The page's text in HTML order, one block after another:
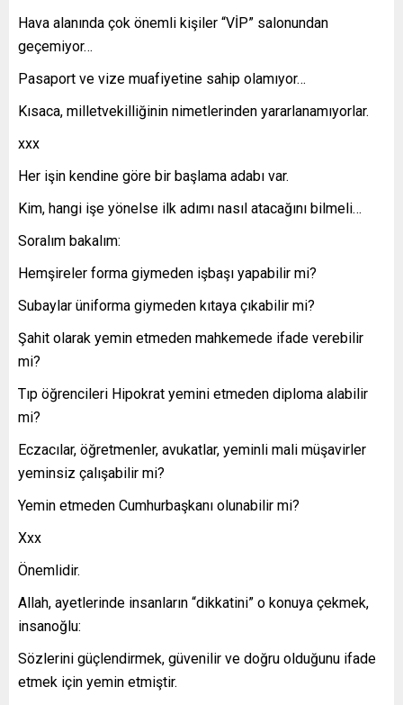
Hava alanında çok önemli kişiler “VİP” salonundan
geçemiyor…
Pasaport ve vize muafiyetine sahip olamıyor…
Kısaca, milletvekilliğinin nimetlerinden yararlanamıyorlar.
xxx
Her işin kendine göre bir başlama adabı var.
Kim, hangi işe yönelse ilk adımı nasıl atacağını bilmeli…
Soralım bakalım:
Hemşireler forma giymeden işbaşı yapabilir mi?
Subaylar üniforma giymeden kıtaya çıkabilir mi?
Şahit olarak yemin etmeden mahkemede ifade verebilir
mi?
Tıp öğrencileri Hipokrat yemini etmeden diploma alabilir
mi?
Eczacılar, öğretmenler, avukatlar, yeminli mali müşavirler
yeminsiz çalışabilir mi?
Yemin etmeden Cumhurbaşkanı olunabilir mi?
Xxx
Önemlidir.
Allah, ayetlerinde insanların “dikkatini” o konuya çekmek,
insanoğlu:
Sözlerini güçlendirmek, güvenilir ve doğru olduğunu ifade
etmek için yemin etmiştir.